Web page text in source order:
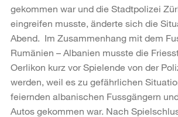
gekommen war und die Stadtpolizei
eingreifen musste, änderte sich die
Abend. Im Zusammenhang mit dem
Rumänien – Albanien musste die
Oerlikon kurz vor Spielende von der
werden, weil es zu gefährlichen
feiernden albanischen Fussgängern
Autos gekommen war. Nach